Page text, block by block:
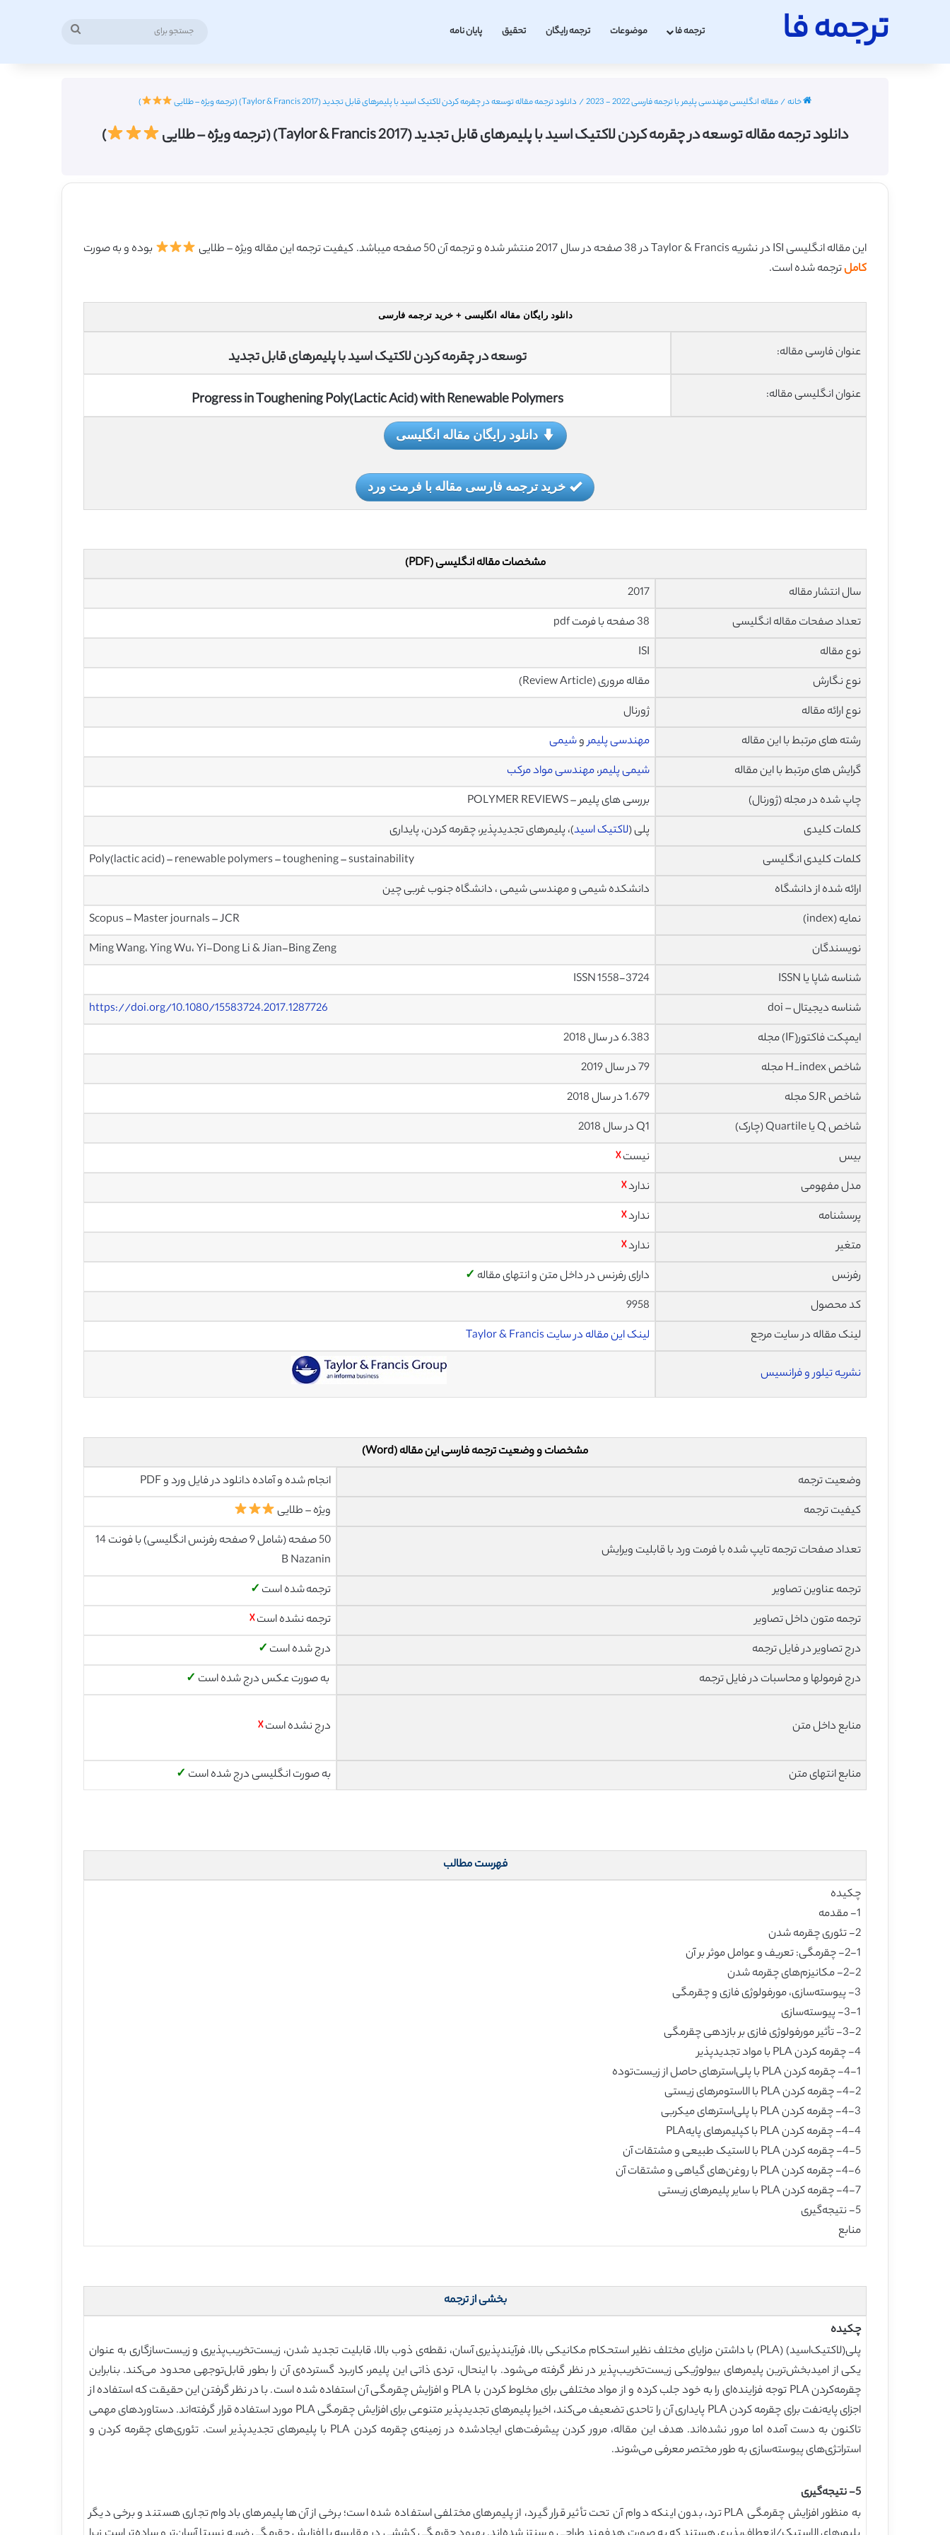
ترجمه فا ترجمه فا موضوعات ترجمه رایگان تحقیق پایان نامه
خانه/مقاله انگلیسی مهندسی پلیمر با ترجمه فارسی 2022 - 2023 / دانلود ترجمه مقاله توسعه در چقرمه کردن لاکتیک اسید با پلیمرهای قابل تجدید (Taylor & Francis 2017) (ترجمه ویژه – طلایی )
دانلود ترجمه مقاله توسعه در چقرمه کردن لاکتیک اسید با پلیمرهای قابل تجدید (Taylor & Francis 2017) (ترجمه ویژه – طلایی )
این مقاله انگلیسی ISI در نشریه Taylor & Francis در 38 صفحه در سال 2017 منتشر شده و ترجمه آن 50 صفحه میباشد. کیفیت ترجمه این مقاله ویژه – طلایی
بوده و به صورت
کاملترجمه شده است.
دانلود رایگان مقاله انگلیسی + خرید ترجمه فارسی
عنوان فارسی مقاله: توسعه در چقرمه کردن لاکتیک اسید با پلیمرهای قابل تجدید
عنوان انگلیسی مقاله: Progress in Toughening Poly(Lactic Acid) with Renewable Polymers
دانلود رایگان مقاله انگلیسی
خرید ترجمه فارسی مقاله با فرمت ورد
مشخصات مقاله انگلیسی (PDF)
سال انتشار مقاله
2017
تعداد صفحات مقاله انگلیسی
38 صفحه با فرمت pdf
نوع مقاله
ISI
نوع نگارش
مقاله مروری (Review Article)
نوع ارائه مقاله
ژورنال
رشته های مرتبط با این مقاله
مهندسی پلیمروشیمی
گرایش های مرتبط با این مقاله
شیمی پلیمر،مهندسی مواد مرکب
چاپ شده در مجله (ژورنال)
بررسی های پلیمر – POLYMER REVIEWS
کلمات کلیدی
پلی (لاکتیک اسید)، پلیمرهای تجدیدپذیر، چقرمه کردن، پایداری
کلمات کلیدی انگلیسی
Poly(lactic acid) – renewable polymers – toughening – sustainability
ارائه شده از دانشگاه
دانشکده شیمی و مهندسی شیمی ، دانشگاه جنوب غربی چین
نمایه (index)
Scopus – Master journals – JCR
نویسندگان
Ming Wang، Ying Wu، Yi-Dong Li & Jian-Bing Zeng
شناسه شاپا یا ISSN
ISSN 1558-3724
شناسه دیجیتال – doi
https://doi.org/10.1080/15583724.2017.1287726
ایمپکت فاکتور(IF) مجله
6.383 در سال 2018
شاخص H_index مجله
79 در سال 2019
شاخص SJR مجله
1.679 در سال 2018
شاخص Q یا Quartile (چارک)
Q1 در سال 2018
بیس
نیست☓
مدل مفهومی
ندارد☓
پرسشنامه
ندارد☓
متغیر
ندارد☓
رفرنس
دارای رفرنس در داخل متن و انتهای مقاله ✓
کد محصول
9958
لینک مقاله در سایت مرجع
لینک این مقاله در سایت Taylor & Francis
نشریه تیلور و فرانسیس
مشخصات و وضعیت ترجمه فارسی این مقاله (Word)
وضعیت ترجمه
انجام شده و آماده دانلود در فایل ورد و PDF
کیفیت ترجمه
ویژه – طلایی
تعداد صفحات ترجمه تایپ شده با فرمت ورد با قابلیت ویرایش
50 صفحه (شامل 9 صفحه رفرنس انگلیسی) با فونت 14
B Nazanin
ترجمه عناوین تصاویر
ترجمه شده است ✓
ترجمه متون داخل تصاویر
ترجمه نشده است☓
درج تصاویر در فایل ترجمه
درج شده است ✓
درج فرمولها و محاسبات در فایل ترجمه
به صورت عکس درج شده است ✓
منابع داخل متن درج نشده است☓
منابع انتهای متن به صورت انگلیسی درج شده است ✓
فهرست مطالب
چکیده
1- مقدمه
2- تئوری چقرمه شدن
2-1- چقرمگی: تعریف و عوامل موثر بر آن
2-2- مکانیزم‌های چقرمه شدن
3- پیوسته‌سازی، مورفولوژی فازی و چقرمگی
3-1- پیوسته‌سازی
3-2- تأثیر مورفولوژی فازی بر بازدهی چقرمگی
4- چقرمه کردن PLA با مواد تجدیدپذیر
4-1- چقرمه کردن PLA با پلی‌استرهای حاصل از زیست‌توده
4-2- چقرمه کردن PLA با الاستومرهای زیستی
4-3- چقرمه کردن PLA با پلی‌استرهای میکربی
4-4- چقرمه کردن PLA با کپلیمرهای پایهPLA
4-5- چقرمه کردن PLA با لاستیک طبیعی و مشتقات آن
4-6- چقرمه کردن PLA با روغن‌های گیاهی و مشتقات آن
4-7- چقرمه کردن PLA با سایر پلیمرهای زیستی
5- نتیجه‌گیری
منابع
بخشی از ترجمه
چکیده
پلی‌(لاکتیک‌اسید) (PLA) با داشتن مزایای مختلف نظیر استحکام مکانیکی بالا، فرآیندپذیری آسان، نقطه‌ی ذوب بالا، قابلیت تجدید شدن، زیست‌تخریب‌پذیری و زیست‌سازگاری به عنوان
یکی از امیدبخش‌ترین پلیمرهای بیولوژیکی زیست‌تخریب‌پذیر در نظر گرفته می‌شود. با اینحال، تردی ذاتی این پلیمر، کاربرد گسترده‌ی آن را بطور قابل‌توجهی محدود می‌کند. بنابراین
چقرمه‌کردن PLA توجه فزاینده‌ای را به خود جلب کرده و از مواد مختلفی برای مخلوط کردن با PLA و افزایش چقرمگی آن استفاده شده است. با در نظر گرفتن این حقیقت که استفاده از
اجزای پایه‌نفت برای چقرمه کردن PLA پایداری آن را تاحدی تضعیف می‌کند، اخیرا پلیمرهای تجدیدپذیر متنوعی برای افزایش چقرمگی PLA مورد استفاده قرار گرفته‌اند. دستاوردهای مهمی
تاکنون به دست آمده اما مرور نشده‌اند. هدف این مقاله، مرور کردن پیشرفت‌های ایجادشده در زمینه‌ی چقرمه کردن PLA با پلیمرهای تجدیدپذیر است. تئوری‌های چقرمه کردن و
استراتژی‌های پیوسته‌سازی به طور مختصر معرفی می‌شوند.
5- نتیجه‌گیری
به منظور افزایش چقرمگی PLA ترد، بدون اینکه دوام آن تحت تأثیر قرار گیرد، از پلیمرهای مختلفی استفاده شده است؛ برخی از آن‌ها پلیمرهای بادوام تجاری هستند و برخی دیگر